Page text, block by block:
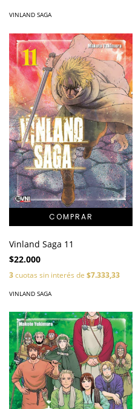
VINLAND SAGA
Vinland Saga 11
$22.000
3cuotas sin interés de $7.333,33
VINLAND SAGA